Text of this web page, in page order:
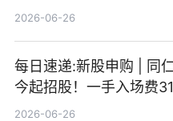
日速看
2026-06-26
每日速递:新股申购 | 同仁堂医养
今起招股！一手入场费
港元
2026-06-26